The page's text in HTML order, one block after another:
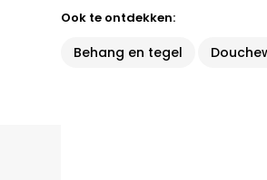
Ook te ontdekken:
Behang en tegel